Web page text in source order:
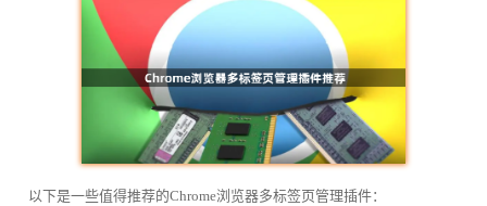
以下是一些值得推荐的Chrome浏览器多标签页管理插件：